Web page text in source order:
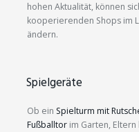
hohen Aktualität, können
kooperierenden Shops im
ändern.
Spielgeräte
Ob ein Spielturm mit
Fußballtor im Garten,